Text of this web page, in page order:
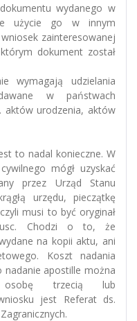
wydanego w
użycie go w innym
zainteresowanej
dokument został
wymagają udzielania
w państwach
aktów urodzenia, aktów
to nadal konieczne. W
mógł uzyskać
przez Urząd Stanu
urzędu, pieczątkę
musi to być oryginał
usc. Chodzi o to, że
na kopii aktu, ani
Koszt nadania
nadanie apostille można
osobę trzecią lub
jest Referat ds.